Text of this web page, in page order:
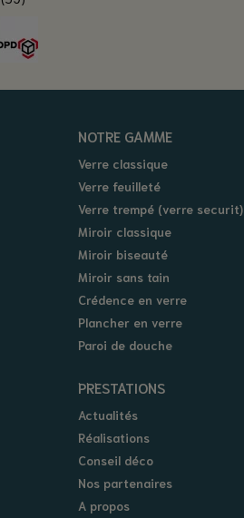
NOTRE GAMME
Verre classique
Verre feuilleté
Verre trempé (verre securit)
Miroir classique
Miroir biseauté
Miroir sans tain
Crédence en verre
Plancher en verre
Paroi de douche
PRESTATIONS
Actualités
Réalisations
Conseil déco
Nos partenaires
A propos